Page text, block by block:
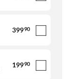
39990
19990